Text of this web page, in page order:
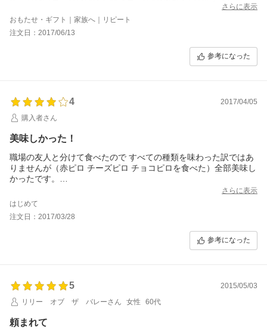
具がぎっしり詰まっていて、味もしっかりしているので、朝食や
小腹が空いた時にピッタリです。
また、冷凍の状態で届けてくれるので、そのまま冷凍保存が出来
き食べたい時に食べれるのがとても嬉しいですね！
さらに表示
おもたせ・ギフト｜家族へ｜リピート
注文日：2017/06/13
参考になった
4
2017/04/05
購入者さん
美味しかった！
職場の友人と分けて食べたので すべての種類を味わった訳ではあ
りませんが（赤ピロ チーズピロ チョコピロを食べた）全部美味し
かったです。
トースターで焼くと生地がカリッとして本当に全く油っぽくなく
ちなみに赤ピロは ちょっと辛いのだと思って食べたら 思いがけず
予想以上に辛かったので お子様や苦手な人は覚悟して口にした方
さらに表示
はじめて
注文日：2017/03/28
参考になった
5
2015/05/03
リリー オブ ザ バレーさん
女性 60代
頼まれて